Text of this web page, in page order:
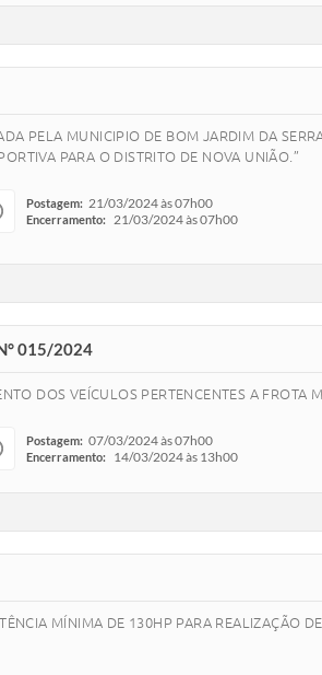
PELA MUNICIPIO DE BOM JARDIM DA
PARA O DISTRITO DE NOVA UNIÃO.”
Postagem: 21/03/2024 às 07h00
Encerramento: 21/03/2024 às 07h00
015/2024
DOS VEÍCULOS PERTENCENTES A FROTA
Postagem: 07/03/2024 às 07h00
Encerramento: 14/03/2024 às 13h00
MÍNIMA DE 130HP PARA REALIZAÇÃO